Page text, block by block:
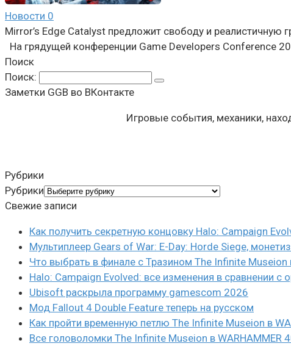
Новости 0
Mirror’s Edge Catalyst предложит свободу и реалистичную
На грядущей конференции Game Developers Conference
Поиск
Поиск:
Заметки GGB во ВКонтакте
Игровые события, механики,
Рубрики
Рубрики
Свежие записи
Как получить секретную концовку Halo: Campaign
Мультиплеер Gears of War: E-Day: Horde Siege,
Что выбрать в финале с Тразином The Infinite Museion
Halo: Campaign Evolved: все изменения в сравнении с
Ubisoft раскрыла программу gamescom 2026
Мод Fallout 4 Double Feature теперь на русском
Как пройти временную петлю The Infinite Museion в
Все головоломки The Infinite Museion в WARHAMMER